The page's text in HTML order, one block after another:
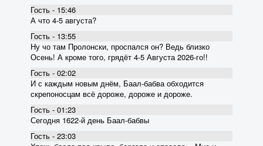
Гость - 15:46
А что 4-5 августа?
Гость - 13:55
Ну чо там Пролонски, проспался он? Ведь близко
Осень! А кроме того, грядёт 4-5 Августа 2026-го!!
Гость - 02:02
И с каждым новым днём, Баал-бабва обходится
скрепоносцам всё дороже, дороже и дороже.
Гость - 01:23
Сегодня 1622-й день Баал-бабвы
Гость - 23:03